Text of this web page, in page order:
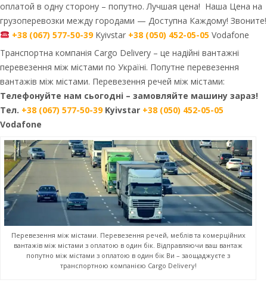
оплатой в одну сторону – попутно. Лучшая цена! Наша Цена на
грузоперевозки между городами — Доступна Каждому! Звоните!
+38 (067) 577-50-39Kyivstar +38 (050) 452-05-05Vodafone
Транспортна компанія Cargo Delivery – це надійні вантажні
перевезення між містами по Україні. Попутне перевезення
вантажів між містами. Перевезення речей між містами:
Телефонуйте нам сьогодні – замовляйте машину зараз!
Тел. +38 (067) 577-50-39Kyivstar +38 (050) 452-05-05
Vodafone
Перевезення між містами. Перевезення речей, меблів та комерційних
вантажів між містами з оплатою в один бік. Відправляючи ваш вантаж
попутно між містами з оплатою в один бік Ви – заощаджуєте з
транспортною компанією Cargo Delivery!